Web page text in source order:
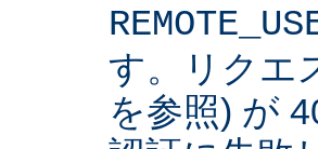
す。リクエ
を参照) が